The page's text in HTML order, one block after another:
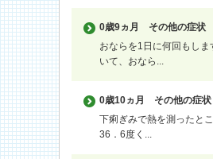
0歳9ヵ月
その他の症状
おならを1日に何回もしま
いて、おなら...
0歳10ヵ月
その他の症状
下痢ぎみで熱を測ったと
36．6度く...